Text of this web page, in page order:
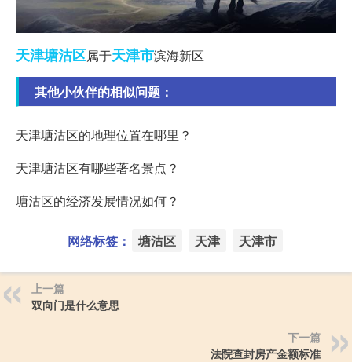
天津塘沽区属于天津市滨海新区
其他小伙伴的相似问题：
天津塘沽区的地理位置在哪里？
天津塘沽区有哪些著名景点？
塘沽区的经济发展情况如何？
网络标签： 塘沽区 天津 天津市
上一篇
双向门是什么意思
下一篇
法院查封房产金额标准